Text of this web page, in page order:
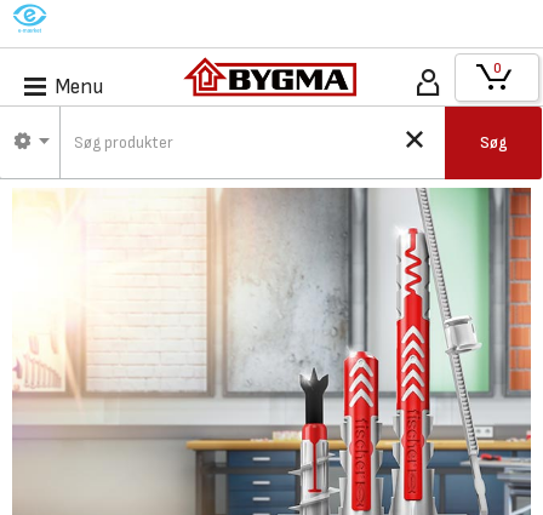
M
Menu
Søg
0